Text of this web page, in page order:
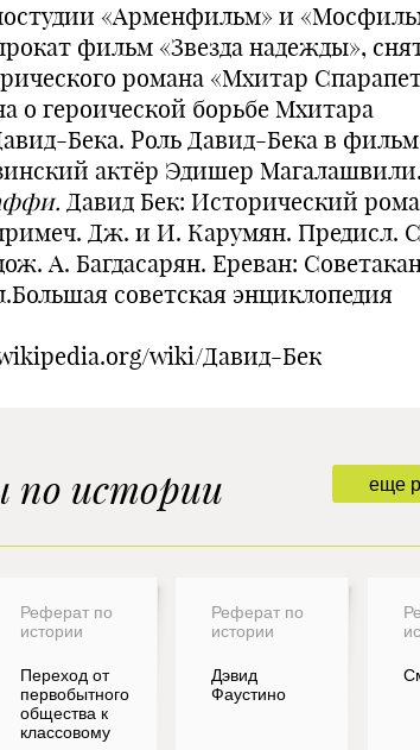
«Арменфильм» и
фильм «Звезда надежды»,
романа «Мхитар
о героической борьбе Мхитара
Бека. Роль Давид-Бека в
актёр Эдишер
Давид Бек: Исторический
Дж. и И. Карумян. Предисл.
А. Багдасарян. Ереван:
советская энциклопедия
wiki/Давид-Бек
еще
истории
Реферат по
истории
Переход от
первобытного
общества к
классовому
Реферат по
истории
Дэвид
Фаустино